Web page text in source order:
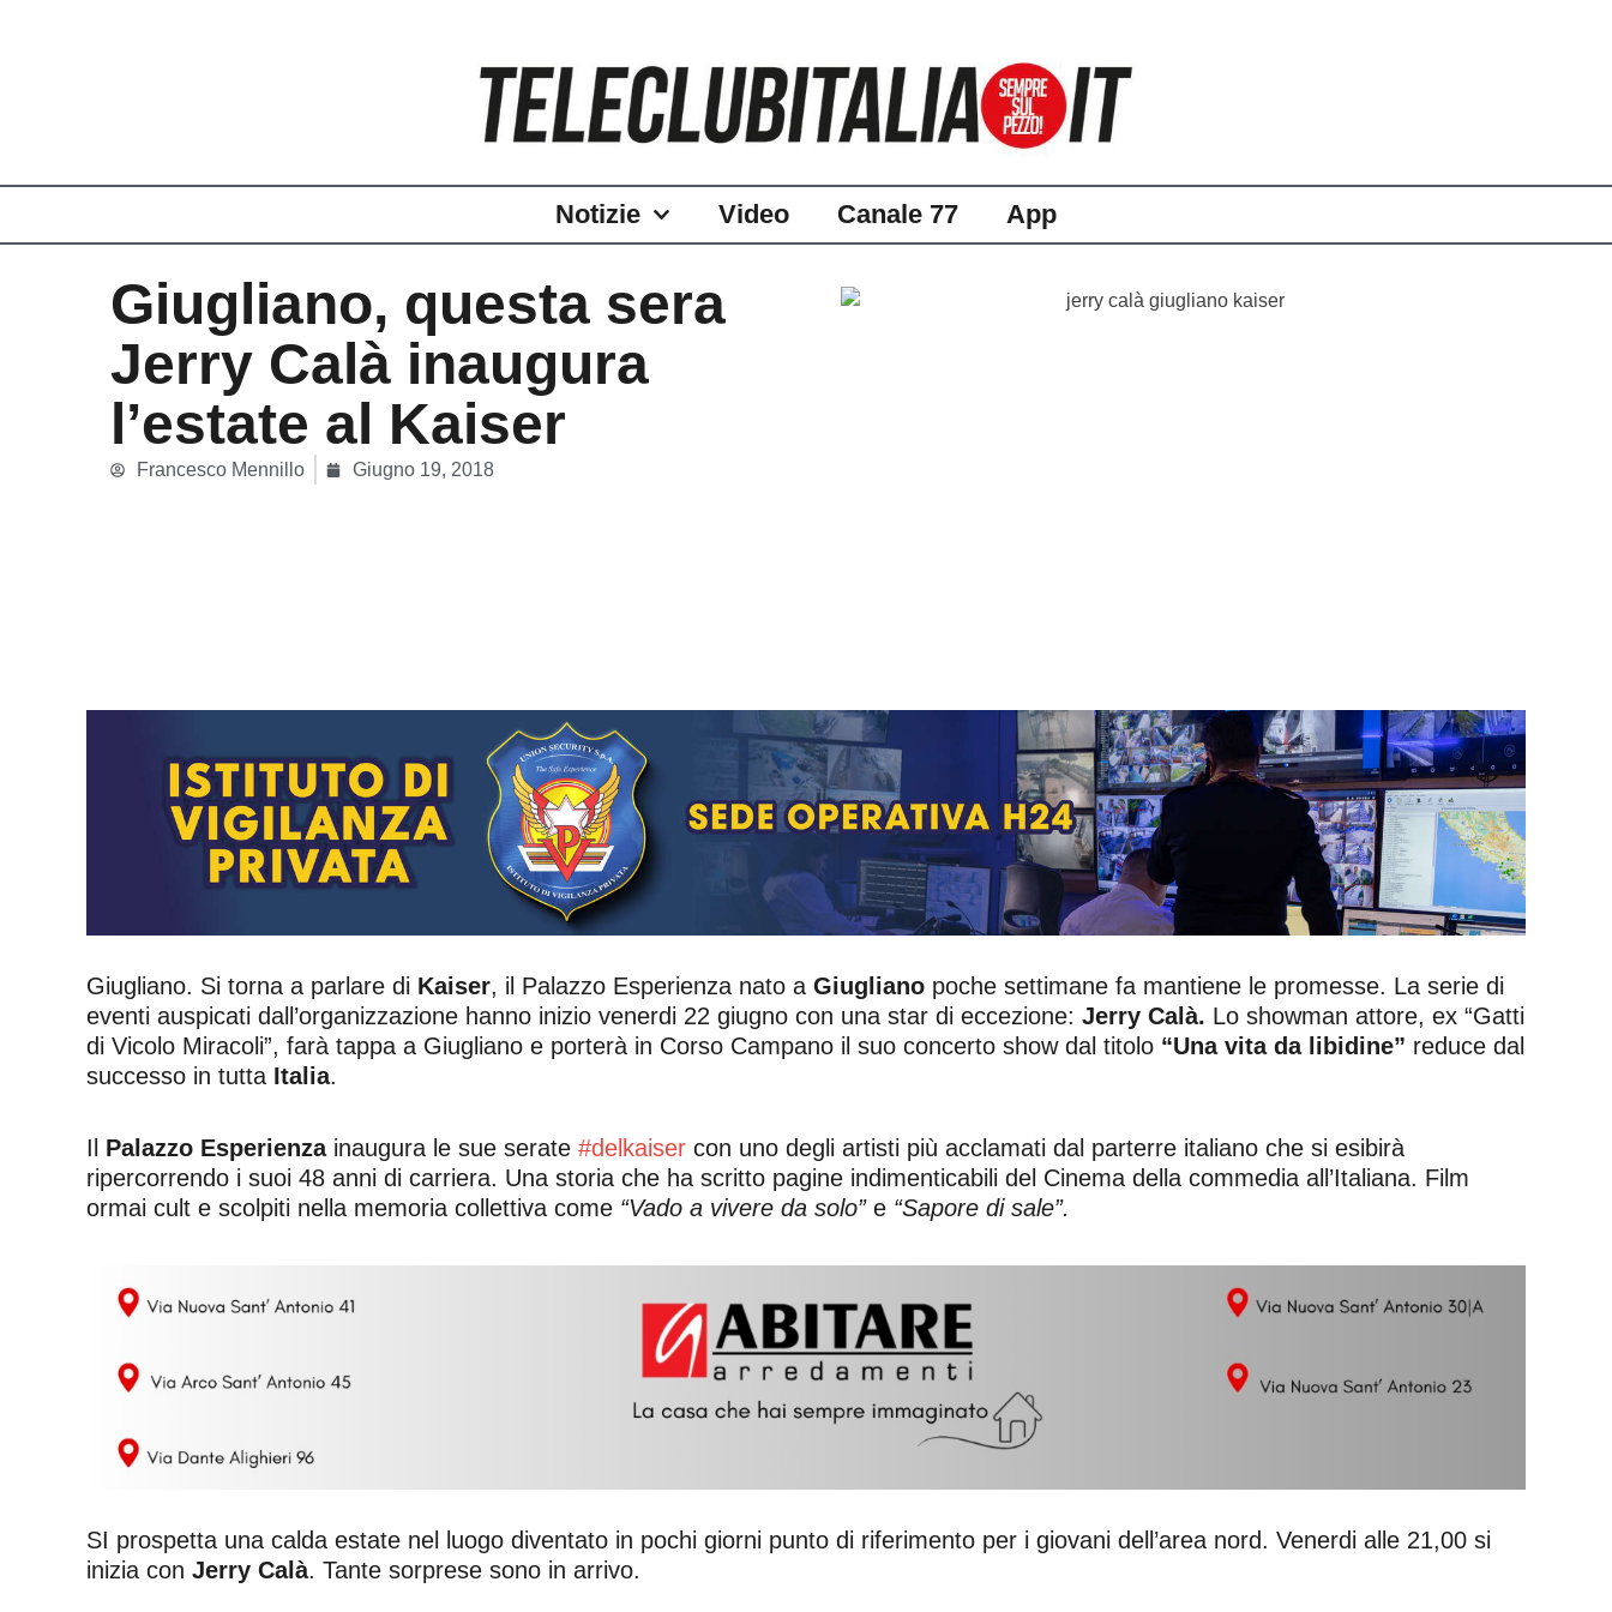
Notizie Video Canale 77 App
Giugliano, questa sera
Jerry Calà inaugura
l’estate al Kaiser
Francesco Mennillo Giugno 19, 2018
Giugliano. Si torna a parlare di Kaiser, il Palazzo Esperienza nato a Giugliano poche settimane fa mantiene le promesse. La serie di
eventi auspicati dall’organizzazione hanno inizio venerdi 22 giugno con una star di eccezione: Jerry Calà. Lo showman attore, ex “Gatti
di Vicolo Miracoli”, farà tappa a Giugliano e porterà in Corso Campano il suo concerto show dal titolo “Una vita da libidine” reduce dal
successo in tutta Italia.
Il Palazzo Esperienzainaugura le sue serate #delkaiser con uno degli artisti più acclamati dal parterre italiano che si esibirà
ripercorrendo i suoi 48 anni di carriera. Una storia che ha scritto pagine indimenticabili del Cinema della commedia all’Italiana. Film
ormai cult e scolpiti nella memoria collettiva come “Vado a vivere da solo”e “Sapore di sale”.
SI prospetta una calda estate nel luogo diventato in pochi giorni punto di riferimento per i giovani dell’area nord. Venerdi alle 21,00 si
inizia con Jerry Calà. Tante sorprese sono in arrivo.